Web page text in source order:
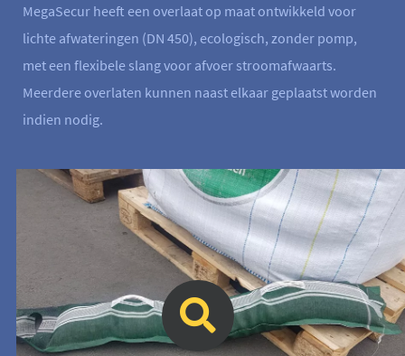
MegaSecur heeft een overlaat op maat ontwikkeld voor
lichte afwateringen (DN 450), ecologisch, zonder pomp,
met een flexibele slang voor afvoer stroomafwaarts.
Meerdere overlaten kunnen naast elkaar geplaatst worden
indien nodig.